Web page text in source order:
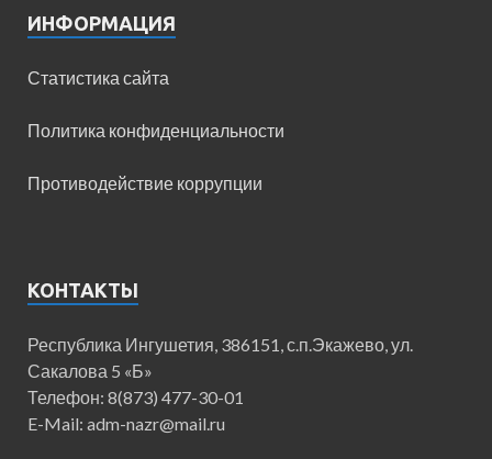
ИНФОРМАЦИЯ
Статистика сайта
Политика конфиденциальности
Противодействие коррупции
КОНТАКТЫ
Республика Ингушетия, 386151, с.п.Экажево, ул.
Сакалова 5 «Б»
Телефон: 8(873) 477-30-01
E-Mail: adm-nazr@mail.ru